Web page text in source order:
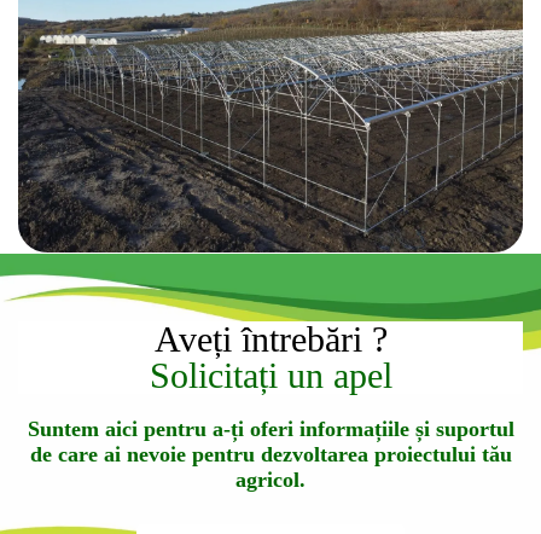
Aveți întrebări ?
Solicitați un apel
Suntem aici pentru a-ți oferi informațiile și suportul
de care ai nevoie pentru dezvoltarea proiectului tău
agricol.